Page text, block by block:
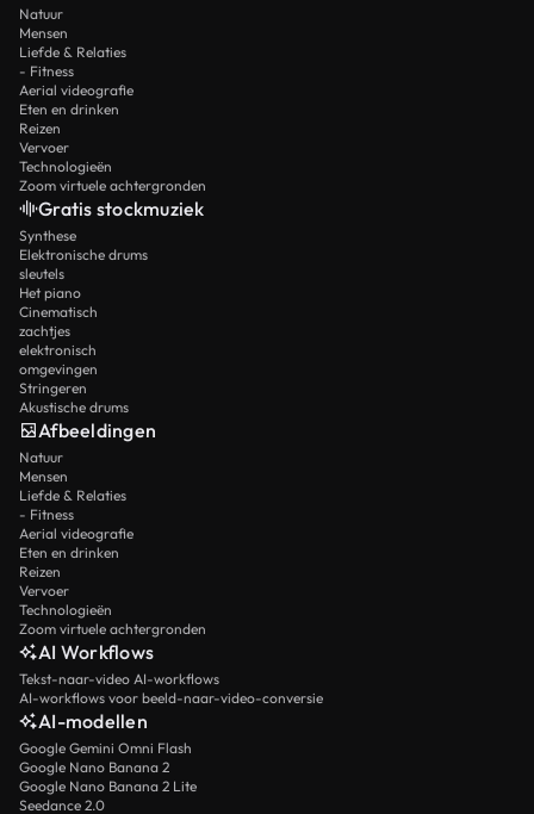
Natuur
Mensen
Liefde & Relaties
- Fitness
Aerial videografie
Eten en drinken
Reizen
Vervoer
Technologieën
Zoom virtuele achtergronden
Gratis stockmuziek
Synthese
Elektronische drums
sleutels
Het piano
Cinematisch
zachtjes
elektronisch
omgevingen
Stringeren
Akustische drums
Afbeeldingen
Natuur
Mensen
Liefde & Relaties
- Fitness
Aerial videografie
Eten en drinken
Reizen
Vervoer
Technologieën
Zoom virtuele achtergronden
AI Workflows
Tekst-naar-video AI-workflows
AI-workflows voor beeld-naar-video-conversie
AI-modellen
Google Gemini Omni Flash
Google Nano Banana 2
Google Nano Banana 2 Lite
Seedance 2.0